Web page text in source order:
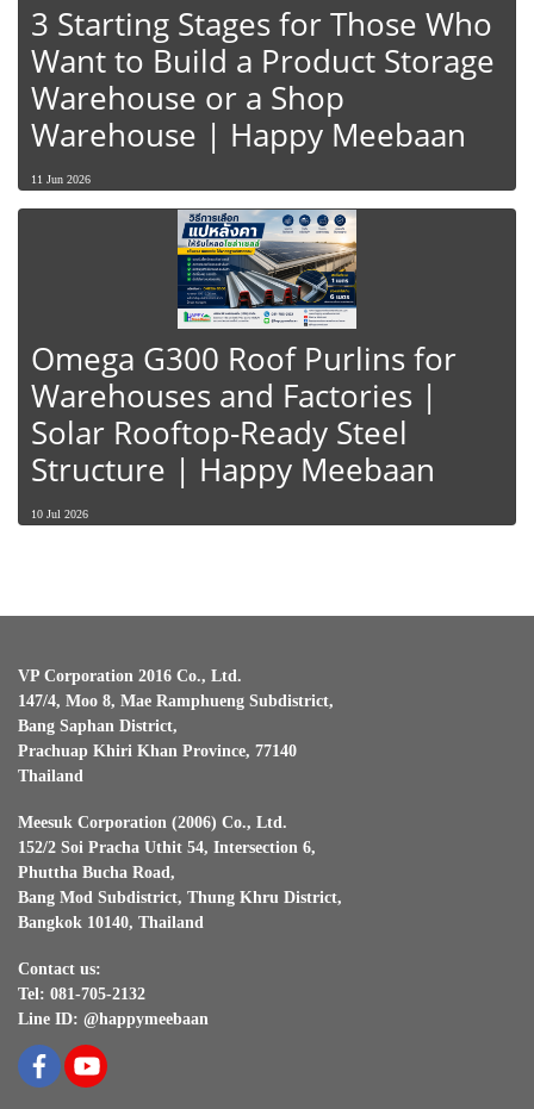
3 Starting Stages for Those Who
Want to Build a Product Storage
Warehouse or a Shop
Warehouse | Happy Meebaan
11 Jun 2026
Omega G300 Roof Purlins for
Warehouses and Factories |
Solar Rooftop-Ready Steel
Structure | Happy Meebaan
10 Jul 2026
VP Corporation 2016 Co., Ltd.
147/4, Moo 8, Mae Ramphueng Subdistrict,
Bang Saphan District,
Prachuap Khiri Khan Province, 77140
Thailand
Meesuk Corporation (2006) Co., Ltd.
152/2 Soi Pracha Uthit 54, Intersection 6,
Phuttha Bucha Road,
Bang Mod Subdistrict, Thung Khru District,
Bangkok 10140, Thailand
Contact us:
Tel: 081-705-2132
Line ID: @happymeebaan